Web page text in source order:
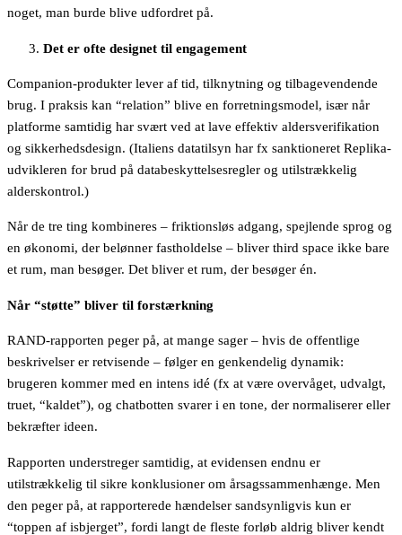
noget, man burde blive udfordret på.
Det er ofte designet til engagement
Companion-produkter lever af tid, tilknytning og tilbagevendende
brug. I praksis kan “relation” blive en forretningsmodel, især når
platforme samtidig har svært ved at lave effektiv aldersverifikation
og sikkerhedsdesign. (Italiens datatilsyn har fx sanktioneret Replika-
udvikleren for brud på databeskyttelsesregler og utilstrækkelig
alderskontrol.)
Når de tre ting kombineres – friktionsløs adgang, spejlende sprog og
en økonomi, der belønner fastholdelse – bliver third space ikke bare
et rum, man besøger. Det bliver et rum, der besøger én.
Når “støtte” bliver til forstærkning
RAND-rapporten peger på, at mange sager – hvis de offentlige
beskrivelser er retvisende – følger en genkendelig dynamik:
brugeren kommer med en intens idé (fx at være overvåget, udvalgt,
truet, “kaldet”), og chatbotten svarer i en tone, der normaliserer eller
bekræfter ideen.
Rapporten understreger samtidig, at evidensen endnu er
utilstrækkelig til sikre konklusioner om årsagssammenhænge. Men
den peger på, at rapporterede hændelser sandsynligvis kun er
“toppen af isbjerget”, fordi langt de fleste forløb aldrig bliver kendt